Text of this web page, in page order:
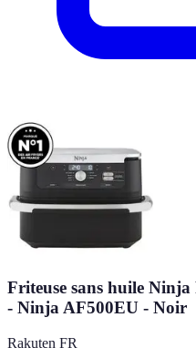
Friteuse sans huile
- Ninja AF500EU - Noir
Rakuten FR